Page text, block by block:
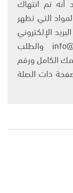
التي تظهر
الإلكتروني
على العنوان التالي: info@ashams.com والطلب
الكامل ورقم
ذات الصلة